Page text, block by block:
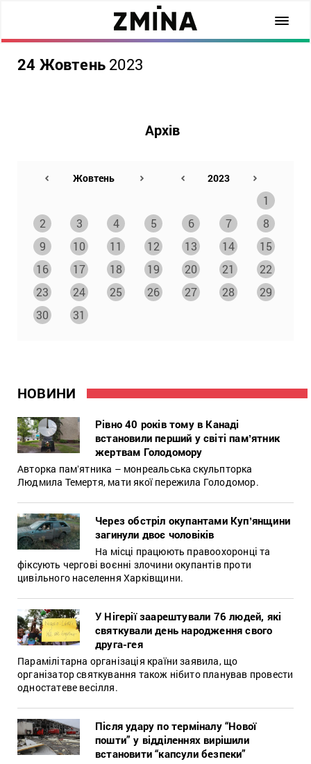
24 Жовтень 2023
НОВИНИ
Рівно 40 років тому в Канаді
встановили перший у світі памʼятник
жертвам Голодомору
Авторка памʼятника – монреальська скульпторка
Людмила Темертя, мати якої пережила Голодомор.
Через обстріл окупантами Купʼянщини
загинули двоє чоловіків
На місці працюють правоохоронці та
фіксують чергові воєнні злочини окупантів проти
цивільного населення Харківщини.
У Нігерії заарештували 76 людей, які
святкували день народження свого
друга-гея
Парамілітарна організація країни заявила, що
організатор святкування також нібито планував провести
одностатеве весілля.
Після удару по терміналу “Нової
пошти” у відділеннях вирішили
встановити “капсули безпеки”
Архів
1
2
3 4 5 6 7
8
9
10 11 12 13 14
15
16
17 18 19 20 21
22
23
24 25 26 27 28
29
30
31